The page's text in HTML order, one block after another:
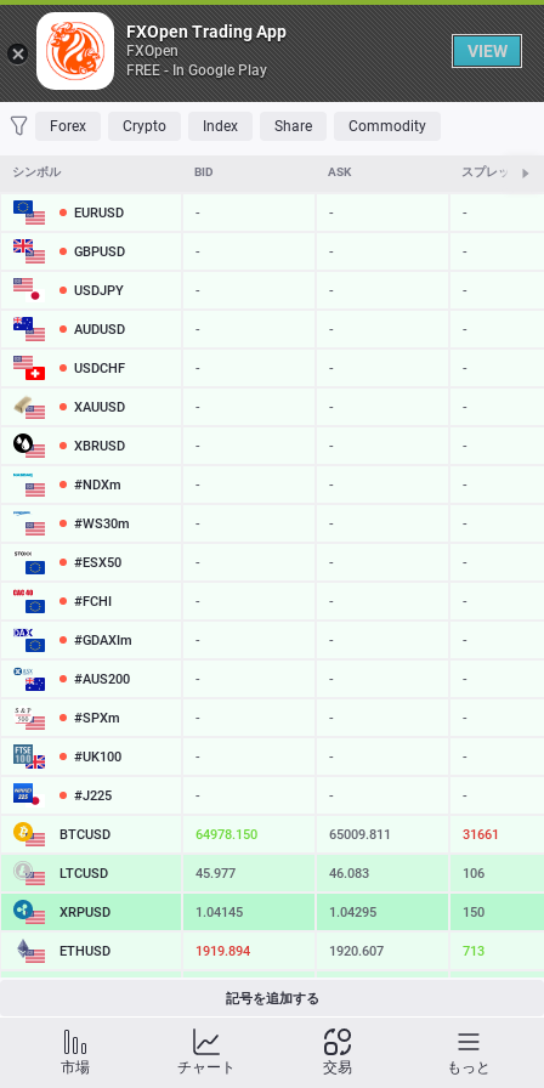
Table
FAVORITES MOST TRADED TOP RISERS TOP FALLERS MOST
Forex Crypto Index Share Commodity
シンボル BID ASK スプレッド
EURUSD - - -
GBPUSD - - -
USDJPY - - -
AUDUSD - - -
USDCHF - - -
XAUUSD - - -
XBRUSD - - -
#NDXm - - -
#WS30m - - -
#ESX50 - - -
#FCHI - - -
#GDAXIm - - -
#AUS200 - - -
#SPXm - - -
#UK100 - - -
#J225 - - -
BTCUSD 64978.150 65009.811 31661
LTCUSD 45.977 46.083 106
XRPUSD 1.04145 1.04295 150
ETHUSD 1919.894 1920.607 713
216.639
SOLUSD 76.22
TSLA - - -
記号を追加する
市場 チャート 交易 もっと
FXOpen Trading App
FXOpen
FREE - In Google Play
VIEW